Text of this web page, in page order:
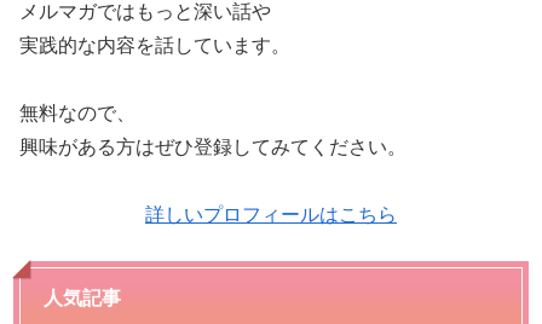
メルマガではもっと深い話や
実践的な内容を話しています。
無料なので、
興味がある方はぜひ登録してみてください。
詳しいプロフィールはこちら
人気記事